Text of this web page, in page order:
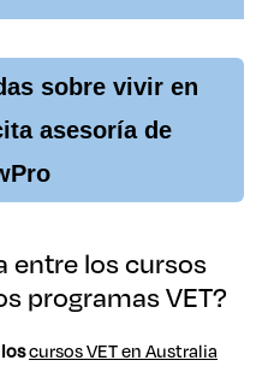
sobre vivir en
asesoría de
entre los cursos
programas VET?
cursos VET en Australia